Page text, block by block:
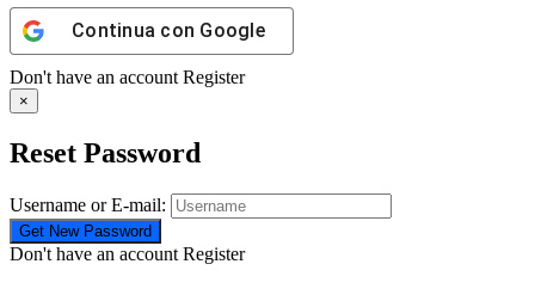
Continua con Google
Don't have an account Register
×
Reset Password
Username or E-mail:
Don't have an account Register